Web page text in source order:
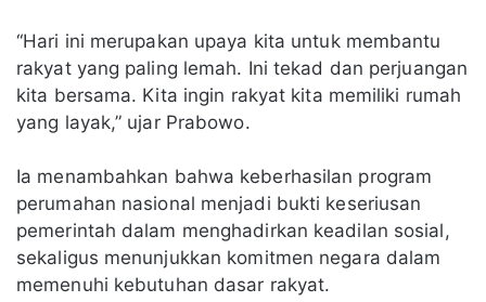
“Hari ini merupakan upaya kita untuk membantu
rakyat yang paling lemah. Ini tekad dan perjuangan
kita bersama. Kita ingin rakyat kita memiliki rumah
yang layak,” ujar Prabowo.
Ia menambahkan bahwa keberhasilan program
perumahan nasional menjadi bukti keseriusan
pemerintah dalam menghadirkan keadilan sosial,
sekaligus menunjukkan komitmen negara dalam
memenuhi kebutuhan dasar rakyat.